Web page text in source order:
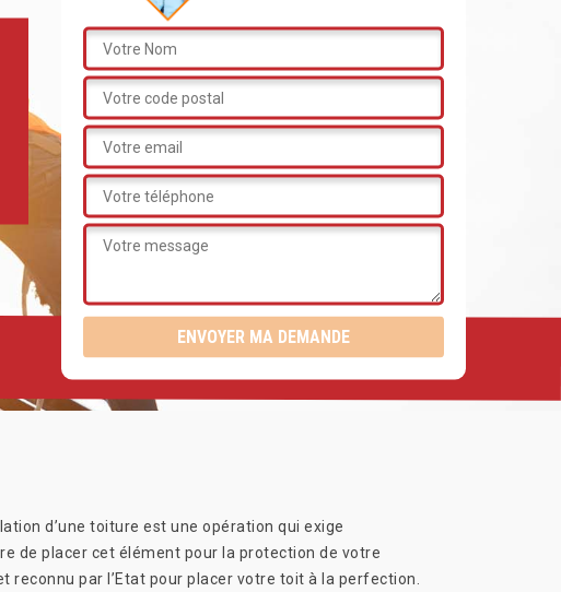
d’une toiture est une opération qui exige
de placer cet élément pour la protection de votre
par l’Etat pour placer votre toit à la perfection.